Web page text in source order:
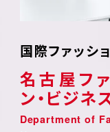
国際ファッシ
名古屋フ
ン・ビジネ